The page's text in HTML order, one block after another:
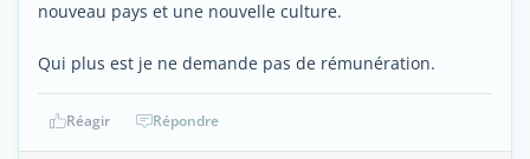
nouveau pays et une nouvelle culture.
Qui plus est je ne demande pas de rémunération.
Réagir Répondre